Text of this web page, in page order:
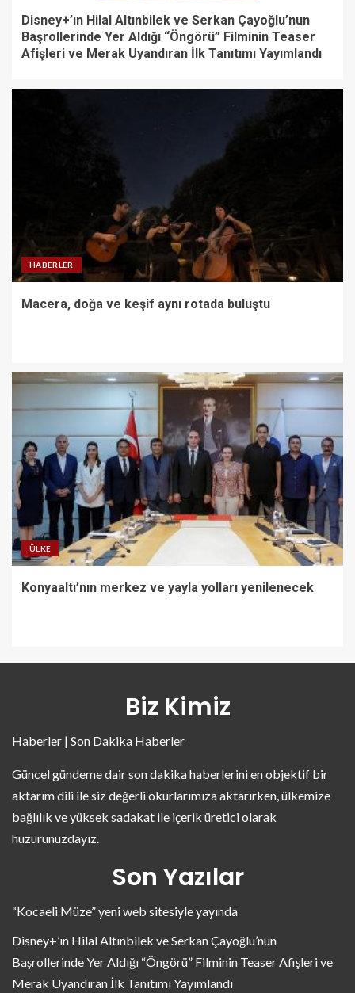
Disney+’ın Hilal Altınbilek ve Serkan Çayoğlu’nun
Başrollerinde Yer Aldığı “Öngörü” Filminin Teaser
Afişleri ve Merak Uyandıran İlk Tanıtımı Yayımlandı
HABERLER
Macera, doğa ve keşif aynı rotada buluştu
ÜLKE
Konyaaltı’nın merkez ve yayla yolları yenilenecek
Biz Kimiz
Haberler | Son Dakika Haberler
Güncel gündeme dair son dakika haberlerini en objektif bir
aktarım dili ile siz değerli okurlarımıza aktarırken, ülkemize
bağlılık ve yüksek sadakat ile içerik üretici olarak
huzurunuzdayız.
Son Yazılar
“Kocaeli Müze” yeni web sitesiyle yayında
Disney+’ın Hilal Altınbilek ve Serkan Çayoğlu’nun
Başrollerinde Yer Aldığı “Öngörü” Filminin Teaser Afişleri ve
Merak Uyandıran İlk Tanıtımı Yayımlandı